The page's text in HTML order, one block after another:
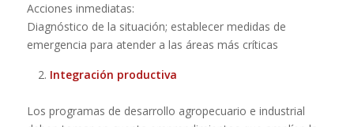
Acciones inmediatas:
Diagnóstico de la situación; establecer medidas de
emergencia para atender a las áreas más críticas
Integración productiva
Los programas de desarrollo agropecuario e industrial